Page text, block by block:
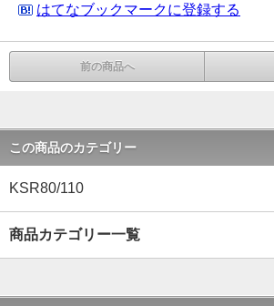
はてなブックマークに登録する
前の商品へ
この商品のカテゴリー
KSR80/110
商品カテゴリー一覧